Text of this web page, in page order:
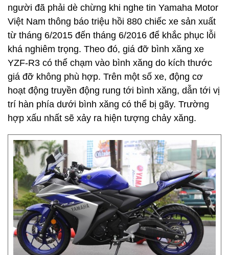
người đã phải dè chừng khi nghe tin Yamaha Motor
Việt Nam thông báo triệu hồi 880 chiếc xe sản xuất
từ tháng 6/2015 đến tháng 6/2016 để khắc phục lỗi
khá nghiêm trọng. Theo đó, giá đỡ bình xăng xe
YZF-R3 có thể chạm vào bình xăng do kích thước
giá đỡ không phù hợp. Trên một số xe, động cơ
hoạt động truyền động rung tới bình xăng, dẫn tới vị
trí hàn phía dưới bình xăng có thể bị gãy. Trường
hợp xấu nhất sẽ xảy ra hiện tượng chảy xăng.